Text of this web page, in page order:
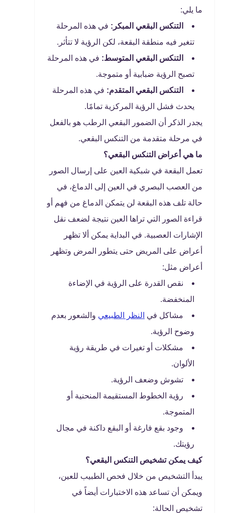
ما يلي:
التنكس البقعي المبكر: في هذه المرحلة
تتغير فيه منطقة البقعة، لكن الرؤية لا تتأثر.
التنكس البقعي المتوسط: في هذه المرحلة
تصبح الرؤية ضبابية أو متموجة.
التنكس البقعي المتقدم: في هذه المرحلة
يحدث فشل الرؤية المركزية تمامًا.
يجدر الذكر أن الضمور البقعي الرطب هو بالفعل
في مرحلة متقدمة من التنكس البقعي.
ما هي أعراض التنكس البقعي؟
تعمل البقعة في شبكية العين على إرسال الصور
من العصب البصري في العين إلى الدماغ، في
حالة تلف هذه البقعة لن يتمكن الدماغ من فهم أو
قراءة الصور التي تراها العين نتيجة لضعف نقل
الإشارات العصبية. في البداية يمكن ألا تظهر
أعراض على المريض حتى يتطور المرض وتظهر
أعراض مثل:
نقص القدرة على الرؤية في الإضاءة
المنخفضة.
مشاكل في النظر الطبيعي والشعور بعدم
وضوح الرؤية.
مشكلات أو تغيرات في طريقة رؤية
الألوان.
تشوش وضعف الرؤية.
رؤية الخطوط المستقيمة المنحنية أو
المتموجة.
وجود بقع فارغة أو البقع داكنة في مجال
رؤيتك.
كيف يمكن تشخيص التنكس البقعي؟
يبدأ التشخيص من خلال فحص الطبيب للعين،
ويمكن أن تساعد هذه الاختبارات أيضاً في
تشخيص الحالة: